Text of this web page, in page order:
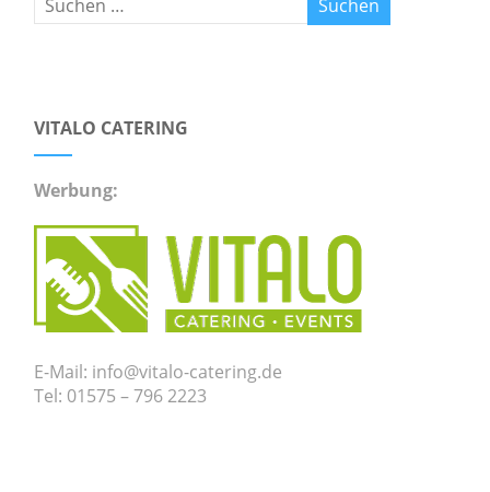
VITALO CATERING
Werbung:
E-Mail: info@vitalo-catering.de
Tel: 01575 – 796 2223